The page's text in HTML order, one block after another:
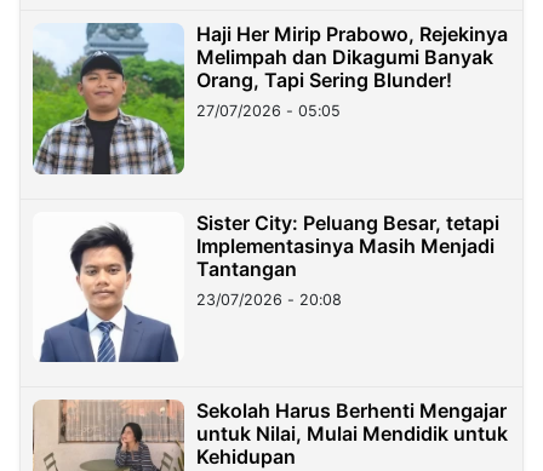
Haji Her Mirip Prabowo, Rejekinya
Melimpah dan Dikagumi Banyak
Orang, Tapi Sering Blunder!
27/07/2026 - 05:05
Sister City: Peluang Besar, tetapi
Implementasinya Masih Menjadi
Tantangan
23/07/2026 - 20:08
Sekolah Harus Berhenti Mengajar
untuk Nilai, Mulai Mendidik untuk
Kehidupan